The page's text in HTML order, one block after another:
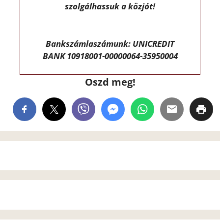
szolgálhassuk a közjót!
Bankszámlaszámunk: UNICREDIT
BANK 10918001-00000064-35950004
Oszd meg!